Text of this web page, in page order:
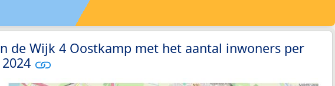
de Wijk 4 Oostkamp met het aantal inwoners per